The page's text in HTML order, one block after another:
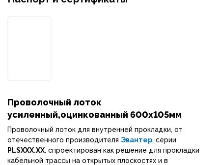
Проволочный лоток
усиленный,оцинкованный 600х105мм
Проволочный лоток для внутренней прокладки, от
отечественного производителя Эвантер, серии
PLSХХХ.ХХ. спроектирован как решение для прокладки
кабельной трассы на открытых плоскостях и в